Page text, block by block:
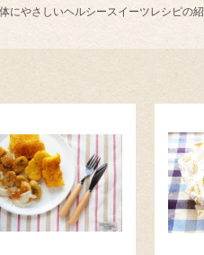
にやさしいヘルシースイーツレシピの紹